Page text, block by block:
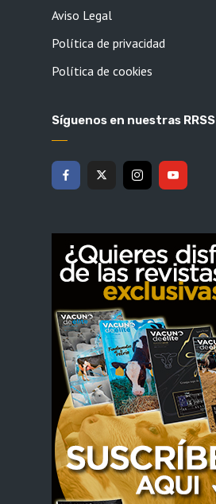
Aviso Legal
Política de privacidad
Política de cookies
Síguenos en nuestras RRSS